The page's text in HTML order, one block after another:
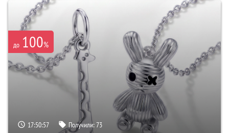
до 100%
17:50:56 Получили:73